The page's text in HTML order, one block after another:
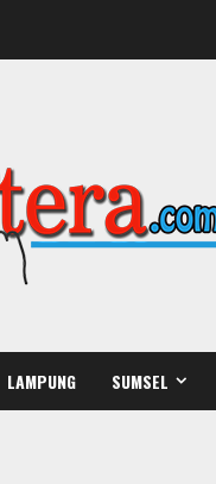
LAMPUNG SUMSEL